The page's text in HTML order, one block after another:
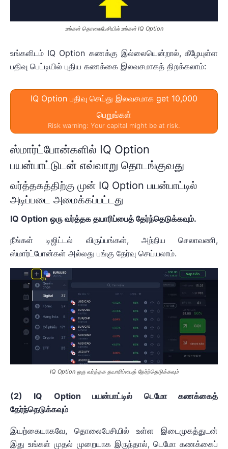
உங்கள் தொலைபேசியில் உங்கள் IQ Option
உங்களிடம் IQ Option கணக்கு இல்லையென்றால், கீழேயுள்ள
பதிவு பெட்டியில் புதிய கணக்கை இலவசமாகத் திறக்கலாம்:
IQ Option பதிவு செய்து இலவசமாக get 10,000
பெறுங்கள்
Risk warning: Your capital might be at risk.
ஸ்மார்ட்போன்களில் IQ Option
பயன்பாட்டுடன் எவ்வாறு தொடங்குவது
வர்த்தகத்திற்கு முன் IQ Option பயன்பாட்டில்
அடிப்படை அமைக்கப்பட்டது
IQ Option ஒரு வர்த்தக தயாரிப்பைத் தேர்ந்தெடுக்கவும்.
நீங்கள் டிஜிட்டல் விருப்பங்கள், அந்நிய செலாவணி,
ஸ்மார்ட்போன்கள் அல்லது பங்கு தேர்வு செய்யலாம்.
IQ Option ஒரு வர்த்தக தயாரிப்பைத் தேர்ந்தெடுக்கவும்
(2) IQ Option பயன்பாட்டில் டெமோ கணக்கைத்
தேர்ந்தெடுக்கவும்
இயற்கையாகவே, தொலைபேசியில் உள்ள இடைமுகத்துடன்
இது உங்கள் முதல் முறையாக இருந்தால், டெமோ கணக்கைப்